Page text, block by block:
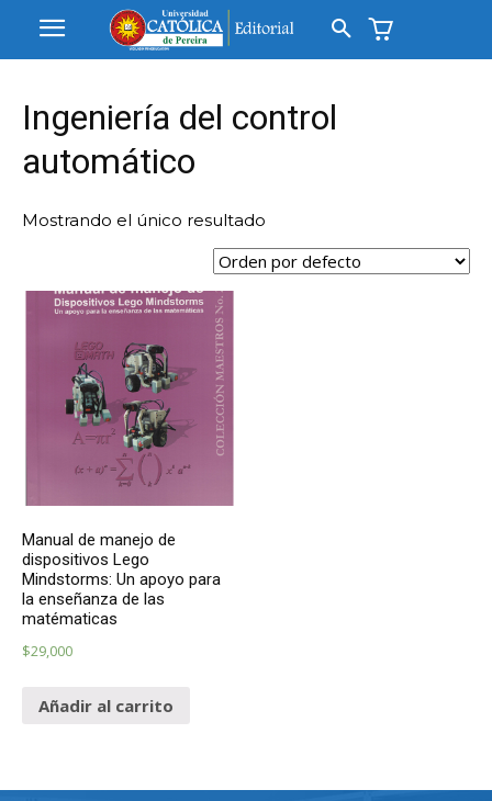
Ingeniería del control
automático
Mostrando el único resultado
Manual de manejo de
dispositivos Lego
Mindstorms: Un apoyo para
la enseñanza de las
matématicas
$29,000
Añadir al carrito